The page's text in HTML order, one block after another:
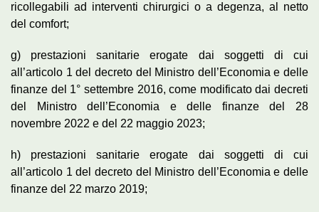
ricollegabili ad interventi chirurgici o a degenza, al netto
del comfort;
g) prestazioni sanitarie erogate dai soggetti di cui
all’articolo 1 del decreto del Ministro dell’Economia e delle
finanze del 1° settembre 2016, come modificato dai decreti
del Ministro dell’Economia e delle finanze del 28
novembre 2022 e del 22 maggio 2023;
h) prestazioni sanitarie erogate dai soggetti di cui
all’articolo 1 del decreto del Ministro dell’Economia e delle
finanze del 22 marzo 2019;